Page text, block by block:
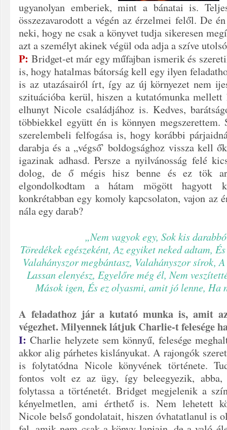
ugyanolyan emberiek, mint a bánatai is.
összezavarodott a végén az érzelmei felől. De
neki, hogy ne csak a könyvet tudja sikeresen
azt a személyt akinek végül oda adja a szíve
P: Bridget-et már egy műfajban ismerik és
is, hogy hatalmas bátorságkell egy ilyen
is az utazásairól írt, így az új környezet nem
szituációba kerül, hiszen a kutatómunka
elhunyt Nicole családjához is. Kedves,
többiekkel együtt én is könnyen
szerelembeli felfogása is, hogy korábbi
darabja és a „végső’ boldogsághoz vissza kell
igazinak adhasd. Persze a nyilvánosság felé
dolog, de ő mégis hisz benne és ez tök
elgondolkodtam a hátam mögött hagyott
konkrétabban egy komoly kapcsolaton, vajon az
nála egy darab?
„Nem vagyok egy, Sok kis
Töredékek egészeként, Az egyiket neked adtam,
Valahányszor megbántasz, Valahányszor sírok,
Lassan elenyész, Egyelőre még él, Nem
Mások igen, És ez olyasmi, amit jó lenne, Ha
A feladathoz jár a kutató munka is, amit
végezhet. Milyennek látjuk Charlie-t felesége
I: Charlie helyzete sem könnyű, felesége
akkor alig párhetes kislányukat. A rajongók
is folytatódna Nicole könyvének története.
fontos volt ez az ügy, így beleegyezik,
folytassa a történetét. Bridget megjelenik a
kényelmetlen, ami érthető is. Nem lehetett
Nicole belső gondolatait, hiszen óvhatatlanul is